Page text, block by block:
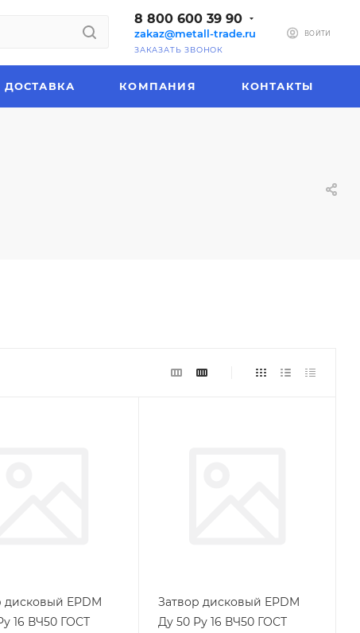
8 800 600 39 90
zakaz@metall-trade.ru
ЗАКАЗАТЬ ЗВОНОК
ВОЙТИ
ДОСТАВКА КОМПАНИЯ КОНТАКТЫ
дисковый EPDM
16 ВЧ50 ГОСТ
Затвор дисковый EPDM
Ду 50 Ру 16 ВЧ50 ГОСТ